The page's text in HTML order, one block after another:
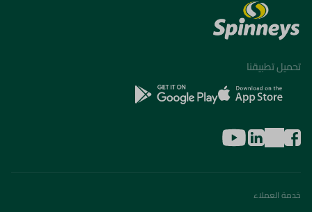
تحميل تطبيقنا
خدمة العملاء